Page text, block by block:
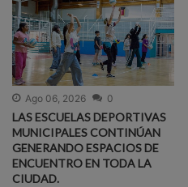
Ago 06, 2026 0
LAS ESCUELAS DEPORTIVAS
MUNICIPALES CONTINÚAN
GENERANDO ESPACIOS DE
ENCUENTRO EN TODA LA
CIUDAD.